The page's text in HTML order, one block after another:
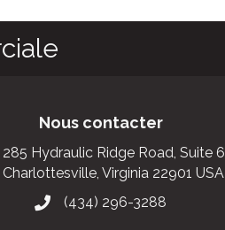
Nous contacter
285 Hydraulic Ridge Road, Suite 6
Charlottesville, Virginia 22901 USA
(434) 296-3288